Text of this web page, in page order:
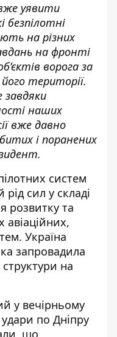
уявити
безпілотні
на різних
на фронті
ворога за
території.
завдяки
наших
вже давно
і поранених
систем
сил у складі
розвитку та
авіаційних,
Україна
запровадила
на
у вечірньому
удари по Дніпру